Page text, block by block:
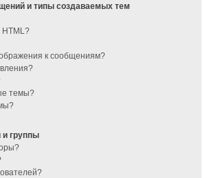
и типы создаваемых тем
HTML?
к сообщениям?
темы?
и группы